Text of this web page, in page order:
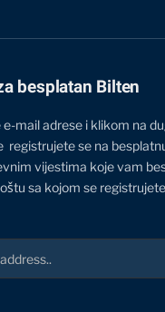
besplatan Bilten
mail adrese i klikom na
registrujete se na
vijestima koje vam
sa kojom se